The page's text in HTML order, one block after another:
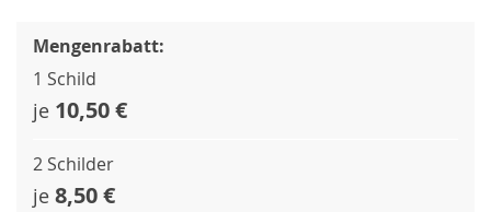
Mengenrabatt:
1 Schild
je 10,50 €
2 Schilder
je 8,50 €